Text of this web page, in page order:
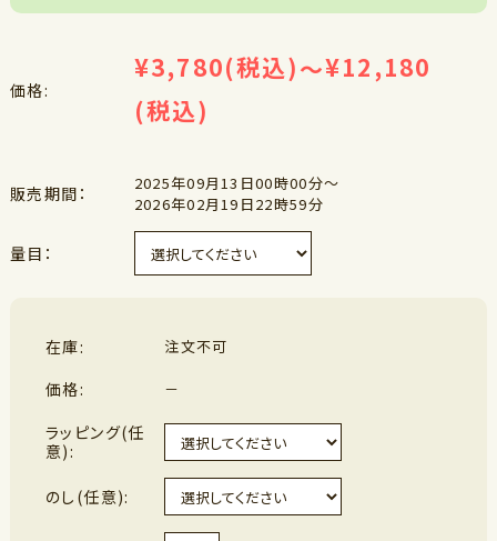
価格:
¥3,780(税込)～¥12,180
(税込)
販売期間：
2025年09月13日00時00分～
2026年02月19日22時59分
量目：
在庫: 注文不可
価格: －
ラッピング(任
意):
のし(任意):